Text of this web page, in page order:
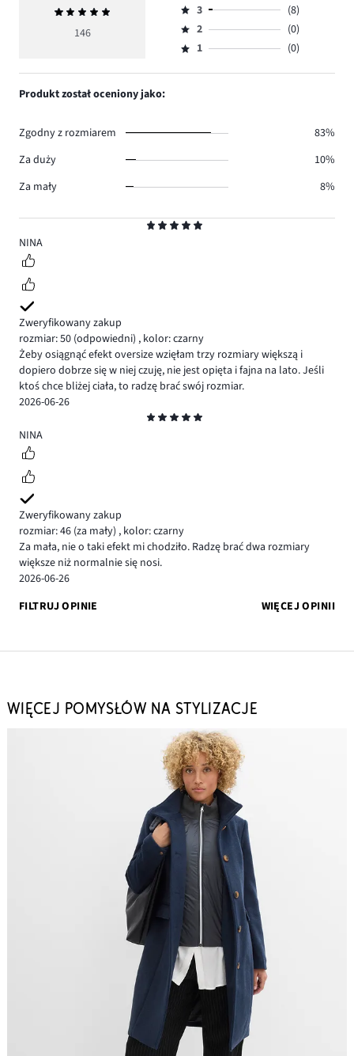
5
NINA
Zweryfikowany zakup
rozmiar: 50 (odpowiedni) , kolor: czarny
Żeby osiągnąć efekt oversize wzięłam trzy rozmiary większą i
dopiero dobrze się w niej czuję, nie jest opięta i fajna na lato. Jeśli
ktoś chce bliżej ciała, to radzę brać swój rozmiar.
2026-06-26
5
NINA
Zweryfikowany zakup
rozmiar: 46 (za mały) , kolor: czarny
Za mała, nie o taki efekt mi chodziło. Radzę brać dwa rozmiary
większe niż normalnie się nosi.
2026-06-26
FILTRUJ OPINIE
WIĘCEJ OPINII
Średnia
ocena
146
ilość
głosów
120.
4,
ilość
głosów
Ocena
3,
ilość
3
(8)
Ocena
2,
2
(0)
Ocena
1,
1 (0)
Produkt został oceniony jako:
Zgodny z rozmiarem
83%
Za duży
10%
Za mały
8%
WIĘCEJ POMYSŁÓW NA STYLIZACJE